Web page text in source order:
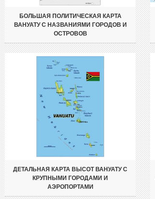
БОЛЬШАЯ ПОЛИТИЧЕСКАЯ КАРТА
ВАНУАТУ С НАЗВАНИЯМИ ГОРОДОВ И
ОСТРОВОВ
ДЕТАЛЬНАЯ КАРТА ВЫСОТ ВАНУАТУ С
КРУПНЫМИ ГОРОДАМИ И
АЭРОПОРТАМИ